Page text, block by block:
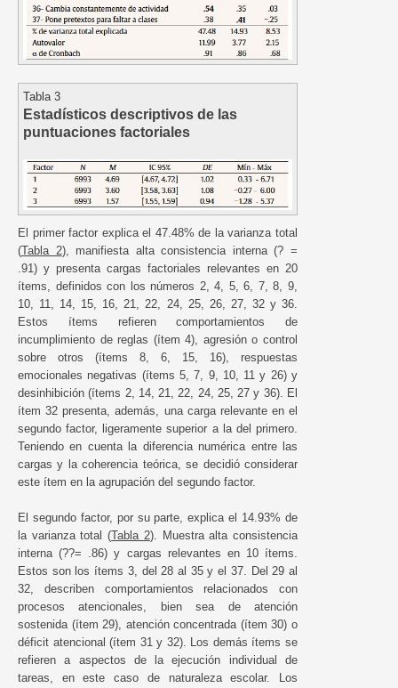
Tabla 3
Estadísticos descriptivos de las
puntuaciones factoriales
El primer factor explica el 47.48% de la varianza total
(Tabla 2), manifiesta alta consistencia interna (? =
.91) y presenta cargas factoriales relevantes en 20
ítems, definidos con los números 2, 4, 5, 6, 7, 8, 9,
10, 11, 14, 15, 16, 21, 22, 24, 25, 26, 27, 32 y 36.
Estos ítems refieren comportamientos de
incumplimiento de reglas (ítem 4), agresión o control
sobre otros (ítems 8, 6, 15, 16), respuestas
emocionales negativas (ítems 5, 7, 9, 10, 11 y 26) y
desinhibición (ítems 2, 14, 21, 22, 24, 25, 27 y 36). El
ítem 32 presenta, además, una carga relevante en el
segundo factor, ligeramente superior a la del primero.
Teniendo en cuenta la diferencia numérica entre las
cargas y la coherencia teórica, se decidió considerar
este ítem en la agrupación del segundo factor.
El segundo factor, por su parte, explica el 14.93% de
la varianza total (Tabla 2). Muestra alta consistencia
interna (??= .86) y cargas relevantes en 10 ítems.
Estos son los ítems 3, del 28 al 35 y el 37. Del 29 al
32, describen comportamientos relacionados con
procesos atencionales, bien sea de atención
sostenida (ítem 29), atención concentrada (ítem 30) o
déficit atencional (ítem 31 y 32). Los demás ítems se
refieren a aspectos de la ejecución individual de
tareas, en este caso de naturaleza escolar. Los